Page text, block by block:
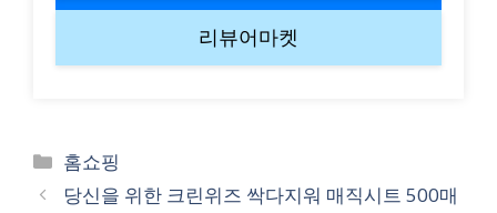
리뷰어마켓
Categories
홈쇼핑
당신을 위한 크린위즈 싹다지워 매직시트 500매